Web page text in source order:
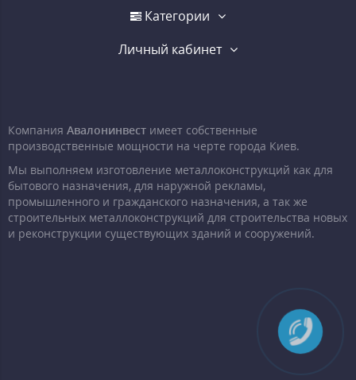
Категории
Личный кабинет
Компания Авалонинвест имеет собственные
производственные мощности на черте города Киев.
Мы выполняем изготовление металлоконструкций как для
бытового назначения, для наружной рекламы,
промышленного и гражданского назначения, а так же
строительных металлоконструкций для строительства новых
и реконструкции существующих зданий и сооружений.